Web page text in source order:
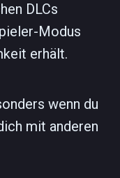
DLCs
Modus
erhält.
wenn du
mit anderen